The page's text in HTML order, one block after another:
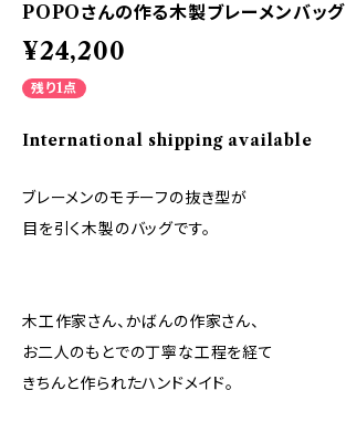
POPOさんの作る木製ブレーメンバッグ
¥24,200
残り1点
International shipping available
ブレーメンのモチーフの抜き型が
目を引く木製のバッグです。
木工作家さん、かばんの作家さん、
お二人のもとでの丁寧な工程を経て
きちんと作られたハンドメイド。